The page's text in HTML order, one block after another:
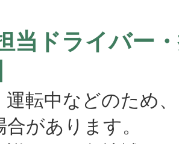
当ドライバー
転中などのため
合があります。